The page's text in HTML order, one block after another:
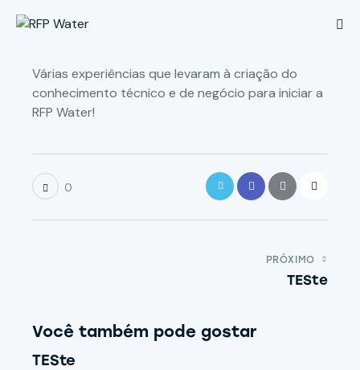
Várias experiências que levaram à criação do
conhecimento técnico e de negócio para iniciar a
RFP Water!
0
PRÓXIMO
TESte
Você também pode gostar
TESte